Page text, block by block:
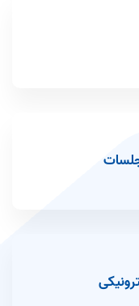
دانشگاه علوم پزشکی
در نمایشگاه
دانشگاه علوم پزشکی